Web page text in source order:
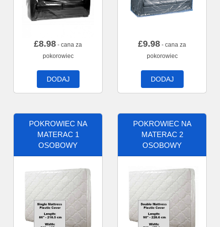
£8.98 - cana za
pokorowiec
DODAJ
£9.98 - cana za
pokorowiec
DODAJ
POKROWIEC NA
MATERAC 1
OSOBOWY
POKROWIEC NA
MATERAC 2
OSOBOWY